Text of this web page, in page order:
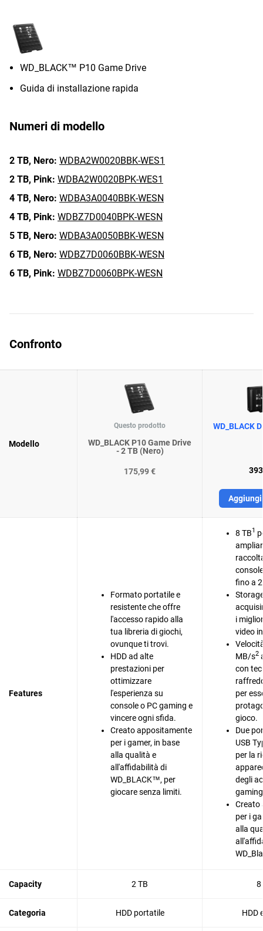
WD_BLACK™ P10 Game Drive
Guida di installazione rapida
Numeri di modello
2 TB, Nero: WDBA2W0020BBK-WES1
2 TB, Pink: WDBA2W0020BPK-WES1
4 TB, Nero: WDBA3A0040BBK-WESN
4 TB, Pink: WDBZ7D0040BPK-WESN
5 TB, Nero: WDBA3A0050BBK-WESN
6 TB, Nero: WDBZ7D0060BBK-WESN
6 TB, Pink: WDBZ7D0060BPK-WESN
Confronto
Modello
Questo prodotto
WD_BLACK P10 Game Drive
- 2 TB (Nero)
175,99 €
WD_BLACK
Features
Formato portatile e
resistente che offre
l'accesso rapido alla
tua libreria di giochi,
ovunque ti trovi.
HDD ad alte
prestazioni per
ottimizzare
l'esperienza su
console o PC gaming e
vincere ogni sfida.
Creato appositamente
per i gamer, in base
alla qualità e
all'affidabilità di
WD_BLACK™, per
giocare senza limiti.
8 TB1
fino a
i
video
MB/s2
con
per
gioco.
Due
USB
per la
degli
Creato
per i
alla
Capacity 2 TB 8
Categoria HDD portatile HDD